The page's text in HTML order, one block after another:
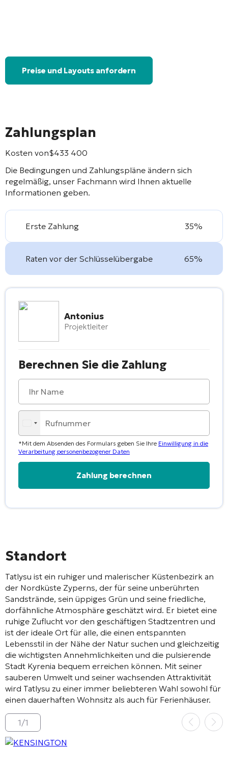
Preise und Layouts anfordern
Zahlungsplan
Kosten von$433 400
Die Bedingungen und Zahlungspläne ändern sich
regelmäßig, unser Fachmann wird Ihnen aktuelle
Informationen geben.
Erste Zahlung 35%
Raten vor der Schlüsselübergabe 65%
Antonius
Projektleiter
Berechnen Sie die Zahlung
*Mit dem Absenden des Formulars geben Sie Ihre Einwilligung in die
Verarbeitung personenbezogener Daten
Standort
Tatlysu ist ein ruhiger und malerischer Küstenbezirk an
der Nordküste Zyperns, der für seine unberührten
Sandstrände, sein üppiges Grün und seine friedliche,
dorfähnliche Atmosphäre geschätzt wird. Er bietet eine
ruhige Zuflucht vor den geschäftigen Stadtzentren und
ist der ideale Ort für alle, die einen entspannten
Lebensstil in der Nähe der Natur suchen und gleichzeitig
die wichtigsten Annehmlichkeiten und die pulsierende
Stadt Kyrenia bequem erreichen können. Mit seiner
sauberen Umwelt und seiner wachsenden Attraktivität
wird Tatlysu zu einer immer beliebteren Wahl sowohl für
einen dauerhaften Wohnsitz als auch für Ferienhäuser.
1/1